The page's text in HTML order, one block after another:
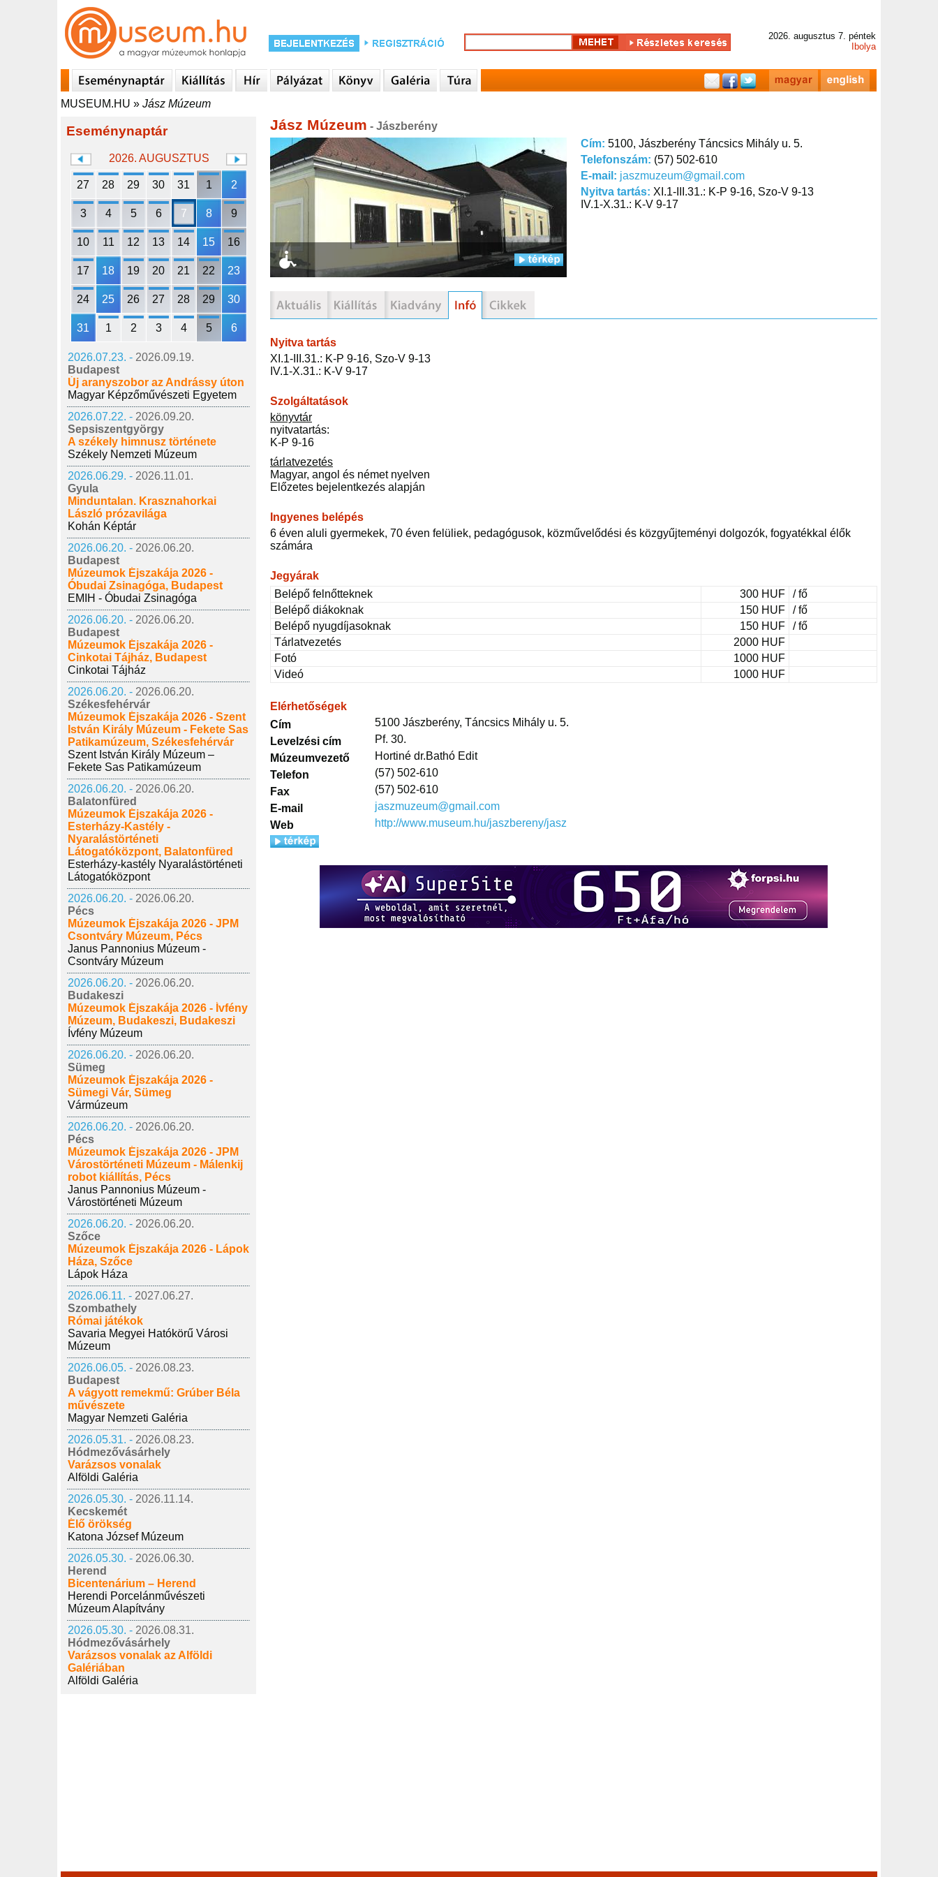
2026. augusztus 7. péntek
Ibolya
MUSEUM.HU » Jász Múzeum
Eseménynaptár
2026. AUGUSZTUS
27 28 29 30 31 1 2
3 4 5 6 7 8 9
10 11 12 13 14 15 16
17 18 19 20 21 22 23
24 25 26 27 28 29 30
31 1 2 3 4 5 6
2026.07.23. - 2026.09.19.
Budapest
Új aranyszobor az Andrássy úton
Magyar Képzőművészeti Egyetem
2026.07.22. - 2026.09.20.
Sepsiszentgyörgy
A székely himnusz története
Székely Nemzeti Múzeum
2026.06.29. - 2026.11.01.
Gyula
Minduntalan. Krasznahorkai
László prózavilága
Kohán Képtár
2026.06.20. - 2026.06.20.
Budapest
Múzeumok Éjszakája 2026 -
Óbudai Zsinagóga, Budapest
EMIH - Óbudai Zsinagóga
2026.06.20. - 2026.06.20.
Budapest
Múzeumok Éjszakája 2026 -
Cinkotai Tájház, Budapest
Cinkotai Tájház
2026.06.20. - 2026.06.20.
Székesfehérvár
Múzeumok Éjszakája 2026 - Szent
István Király Múzeum - Fekete Sas
Patikamúzeum, Székesfehérvár
Szent István Király Múzeum –
Fekete Sas Patikamúzeum
2026.06.20. - 2026.06.20.
Balatonfüred
Múzeumok Éjszakája 2026 -
Esterházy-Kastély -
Nyaralástörténeti
Látogatóközpont, Balatonfüred
Esterházy-kastély Nyaralástörténeti
Látogatóközpont
2026.06.20. - 2026.06.20.
Pécs
Múzeumok Éjszakája 2026 - JPM
Csontváry Múzeum, Pécs
Janus Pannonius Múzeum -
Csontváry Múzeum
2026.06.20. - 2026.06.20.
Budakeszi
Múzeumok Éjszakája 2026 - Ívfény
Múzeum, Budakeszi, Budakeszi
Ívfény Múzeum
2026.06.20. - 2026.06.20.
Sümeg
Múzeumok Éjszakája 2026 -
Sümegi Vár, Sümeg
Vármúzeum
2026.06.20. - 2026.06.20.
Pécs
Múzeumok Éjszakája 2026 - JPM
Várostörténeti Múzeum - Málenkij
robot kiállítás, Pécs
Janus Pannonius Múzeum -
Várostörténeti Múzeum
2026.06.20. - 2026.06.20.
Szőce
Múzeumok Éjszakája 2026 - Lápok
Háza, Szőce
Lápok Háza
2026.06.11. - 2027.06.27.
Szombathely
Római játékok
Savaria Megyei Hatókörű Városi
Múzeum
2026.06.05. - 2026.08.23.
Budapest
A vágyott remekmű: Grúber Béla
művészete
Magyar Nemzeti Galéria
2026.05.31. - 2026.08.23.
Hódmezővásárhely
Varázsos vonalak
Alföldi Galéria
2026.05.30. - 2026.11.14.
Kecskemét
Élő örökség
Katona József Múzeum
2026.05.30. - 2026.06.30.
Herend
Bicentenárium – Herend
Herendi Porcelánművészeti
Múzeum Alapítvány
2026.05.30. - 2026.08.31.
Hódmezővásárhely
Varázsos vonalak az Alföldi
Galériában
Alföldi Galéria
Jász Múzeum - Jászberény
Cím: 5100, Jászberény Táncsics Mihály u. 5.
Telefonszám: (57) 502-610
E-mail: jaszmuzeum@gmail.com
Nyitva tartás: XI.1-III.31.: K-P 9-16, Szo-V 9-13
IV.1-X.31.: K-V 9-17
Nyitva tartás
XI.1-III.31.: K-P 9-16, Szo-V 9-13
IV.1-X.31.: K-V 9-17
Szolgáltatások
könyvtár
nyitvatartás:
K-P 9-16
tárlatvezetés
Magyar, angol és német nyelven
Előzetes bejelentkezés alapján
Ingyenes belépés
6 éven aluli gyermekek, 70 éven felüliek, pedagógusok, közművelődési és közgyűjteményi dolgozók, fogyatékkal élők
számára
Jegyárak
Belépő felnőtteknek
300 HUF
/ fő
Belépő diákoknak
150 HUF
/ fő
Belépő nyugdíjasoknak
150 HUF
/ fő
Tárlatvezetés
2000 HUF
Fotó
1000 HUF
Videó
1000 HUF
Elérhetőségek
Cím
5100 Jászberény, Táncsics Mihály u. 5.
Levelzési cím
Pf. 30.
Múzeumvezető
Hortiné dr.Bathó Edit
Telefon
(57) 502-610
Fax
(57) 502-610
E-mail
jaszmuzeum@gmail.com
Web
http://www.museum.hu/jaszbereny/jasz